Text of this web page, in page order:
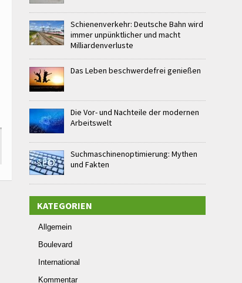
Schienenverkehr: Deutsche Bahn wird
immer unpünktlicher und macht
Milliardenverluste
Das Leben beschwerdefrei genießen
Die Vor- und Nachteile der modernen
Arbeitswelt
Suchmaschinenoptimierung: Mythen
und Fakten
KATEGORIEN
Allgemein
Boulevard
International
Kommentar